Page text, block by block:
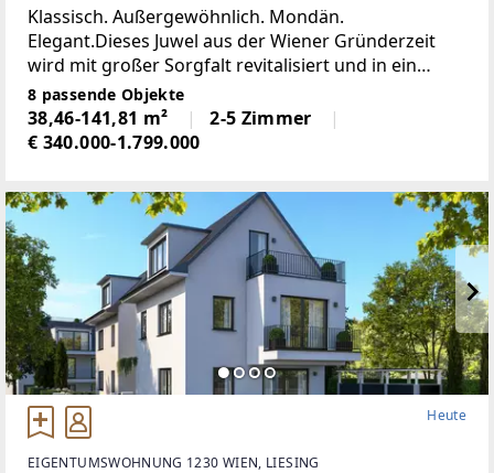
Klassisch. Außergewöhnlich. Mondän.
Elegant.Dieses Juwel aus der Wiener Gründerzeit
wird mit großer Sorgfalt revitalisiert und in ein
visionäres Gründerzinshaus verwandelt. Die elegant
gegliederten Fassaden bewahren den historischen
Charme des
8 passende Objekte
38,46-141,81 m²
2-5 Zimmer
€ 340.000-1.799.000
Heute
EIGENTUMSWOHNUNG 1230 WIEN, LIESING